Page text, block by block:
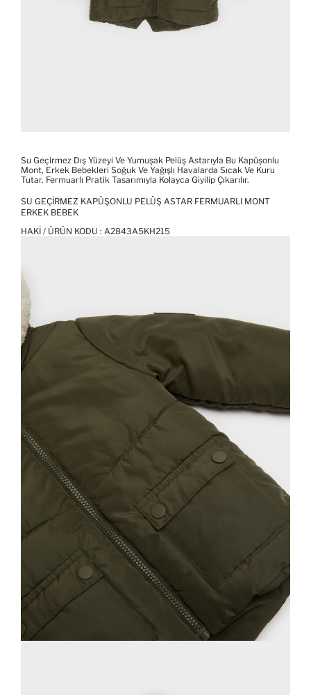
Su Geçirmez Dış Yüzeyi Ve Yumuşak Pelüş Astarıyla Bu Kapüşonlu
Mont, Erkek Bebekleri Soğuk Ve Yağışlı Havalarda Sıcak Ve Kuru
Tutar. Fermuarlı Pratik Tasarımıyla Kolayca Giyilip Çıkarılır.
SU GEÇIRMEZ KAPÜŞONLU PELÜŞ ASTAR FERMUARLI MONT
ERKEK BEBEK
HAKI / ÜRÜN KODU : A2843A5KH215